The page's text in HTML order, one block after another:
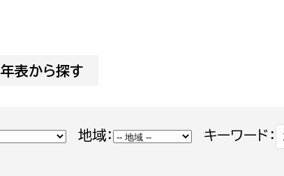
文化・生涯学習
スポーツ課
年表から探す
地域： キーワード：